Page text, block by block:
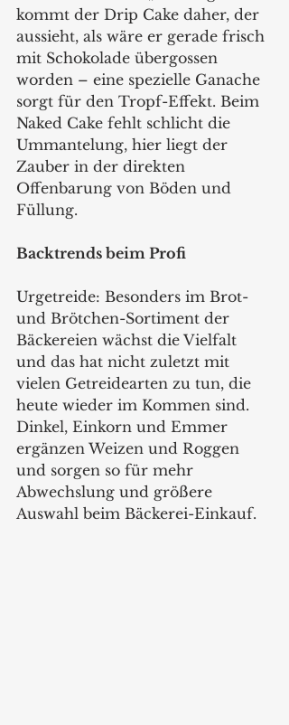
kommt der Drip Cake daher, der
aussieht, als wäre er gerade frisch
mit Schokolade übergossen
worden – eine spezielle Ganache
sorgt für den Tropf-Effekt. Beim
Naked Cake fehlt schlicht die
Ummantelung, hier liegt der
Zauber in der direkten
Offenbarung von Böden und
Füllung.
Backtrends beim Profi
Urgetreide: Besonders im Brot-
und Brötchen-Sortiment der
Bäckereien wächst die Vielfalt
und das hat nicht zuletzt mit
vielen Getreidearten zu tun, die
heute wieder im Kommen sind.
Dinkel, Einkorn und Emmer
ergänzen Weizen und Roggen
und sorgen so für mehr
Abwechslung und größere
Auswahl beim Bäckerei-Einkauf.